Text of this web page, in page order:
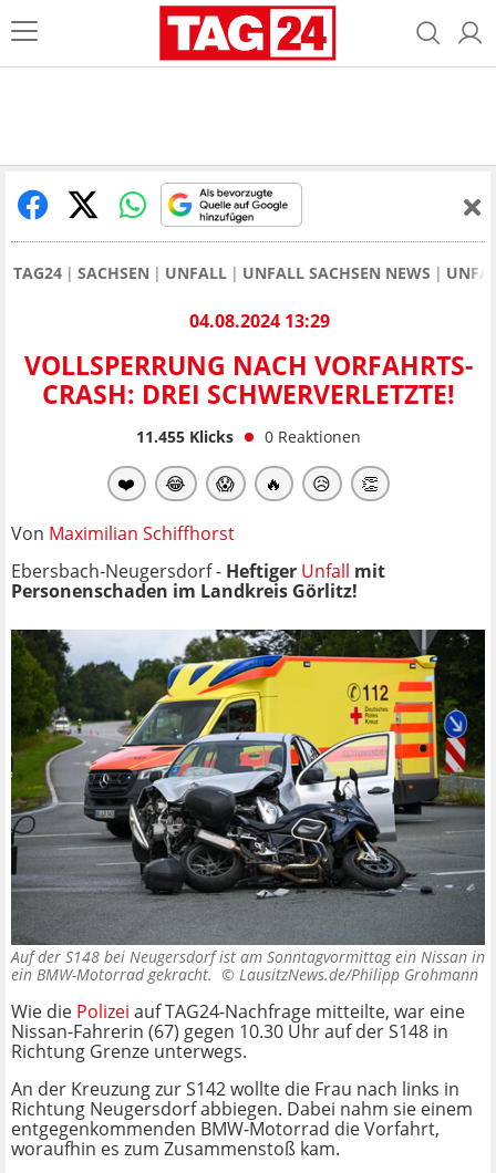
TAG24 SACHSEN UNFALL UNFALL SACHSEN NEWS
04.08.2024 13:29
VOLLSPERRUNG NACH VORFAHRTS-
CRASH: DREI SCHWERVERLETZTE!
11.455Klicks 0 Reaktionen
❤️ 😂 😱 🔥 😥 👏
Von Maximilian Schiffhorst
Ebersbach-Neugersdorf - Heftiger Unfall mit
Personenschaden im Landkreis Görlitz!
Auf der S148 bei Neugersdorf ist am Sonntagvormittag ein Nissan in
ein BMW-Motorrad gekracht. © LausitzNews.de/Philipp Grohmann
Wie die Polizei auf TAG24-Nachfrage mitteilte, war eine
Nissan-Fahrerin (67) gegen 10.30 Uhr auf der S148 in
Richtung Grenze unterwegs.
An der Kreuzung zur S142 wollte die Frau nach links in
Richtung Neugersdorf abbiegen. Dabei nahm sie einem
entgegenkommenden BMW-Motorrad die Vorfahrt,
woraufhin es zum Zusammenstoß kam.